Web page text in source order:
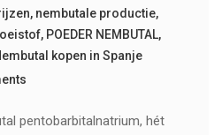
, nembutale productie,
, POEDER NEMBUTAL,
kopen in Spanje
pentobarbitalnatrium, hét